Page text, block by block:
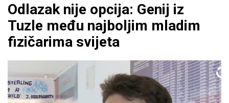
Odlazak nije opcija: Genij iz
Tuzle među najboljim mladim
fizičarima svijeta